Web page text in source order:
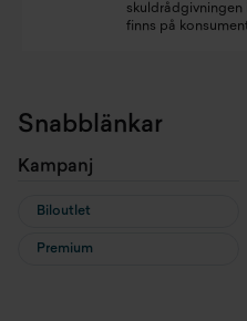
finns på
Snabblänkar
Kampanj
Biloutlet
Premium